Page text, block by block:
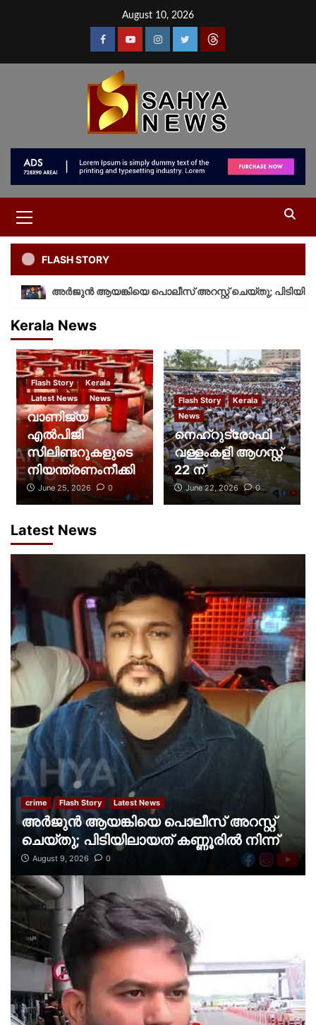
August 10, 2026
FLASH STORY
അർജുൻ ആയങ്കിയെ പൊലീസ് അറസ്റ്റ് ചെയ്‌തു;
Latest News
crime Flash Story Latest News
അർജുൻ ആയങ്കിയെ പൊലീസ് അറസ്റ്റ്
ചെയ്‌തു; പിടിയിലായത് കണ്ണൂരിൽ നിന്ന്
August 9, 2026 0
Kerala News
Flash Story
Kerala
Latest News
News
വാണിജ്യ
എൽപിജി
സിലിണ്ടറുകളുടെ
നിയന്ത്രണംനീക്കി
June 25, 2026 0
Flash Story
Kerala
News
നെഹ്റുട്രോഫി
വള്ളംകളി ആഗസ്റ്റ്
22 ന്
June 22, 2026 0